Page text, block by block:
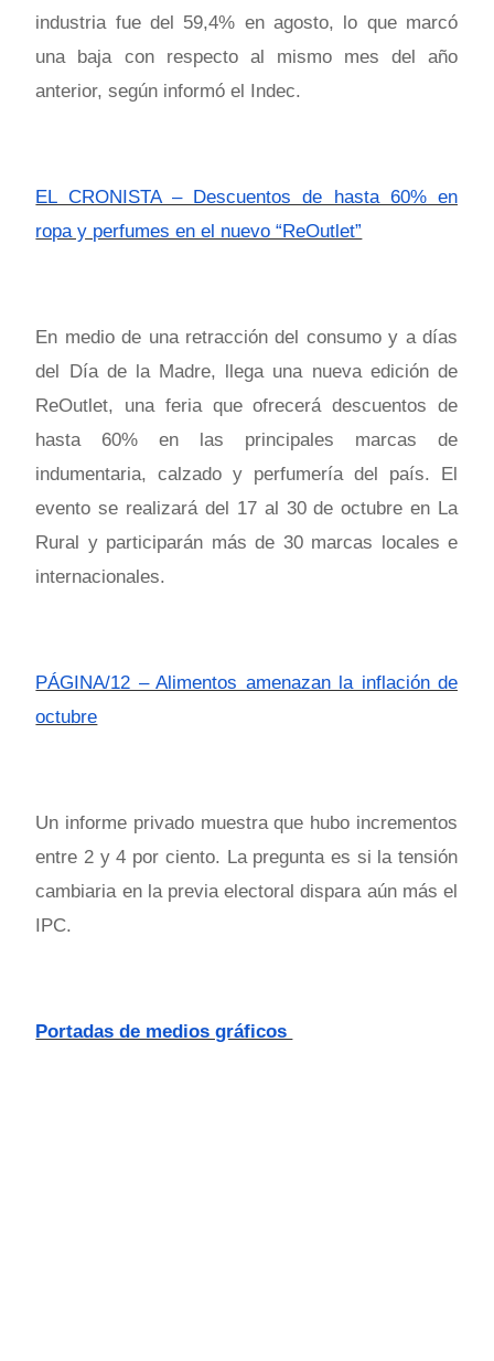
industria fue del 59,4% en agosto, lo que marcó
una baja con respecto al mismo mes del año
anterior, según informó el Indec.
EL CRONISTA – Descuentos de hasta 60% en
ropa y perfumes en el nuevo “ReOutlet”
En medio de una retracción del consumo y a días
del Día de la Madre, llega una nueva edición de
ReOutlet, una feria que ofrecerá descuentos de
hasta 60% en las principales marcas de
indumentaria, calzado y perfumería del país. El
evento se realizará del 17 al 30 de octubre en La
Rural y participarán más de 30 marcas locales e
internacionales.
PÁGINA/12 – Alimentos amenazan la inflación de
octubre
Un informe privado muestra que hubo incrementos
entre 2 y 4 por ciento. La pregunta es si la tensión
cambiaria en la previa electoral dispara aún más el
IPC.
Portadas de medios gráficos